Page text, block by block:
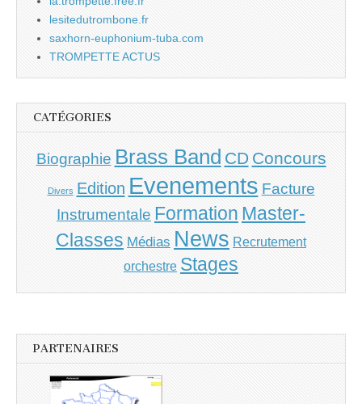
lesitedutrombone.fr
saxhorn-euphonium-tuba.com
TROMPETTE ACTUS
CATÉGORIES
Biographie Brass Band CD Concours
Divers Edition Evenements Facture
Instrumentale Formation Master-
Classes Médias News Recrutement
orchestre Stages
PARTENAIRES